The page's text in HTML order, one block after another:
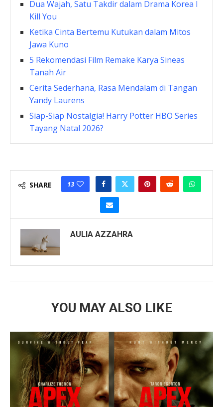
Dua Wajah, Satu Takdir dalam Drama Korea I
Kill You
Ketika Cinta Bertemu Kutukan dalam Mitos
Jawa Kuno
5 Rekomendasi Film Remake Karya Sineas
Tanah Air
Cerita Sederhana, Rasa Mendalam di Tangan
Yandy Laurens
Siap-Siap Nostalgia! Harry Potter HBO Series
Tayang Natal 2026?
SHARE 13
AULIA AZZAHRA
YOU MAY ALSO LIKE